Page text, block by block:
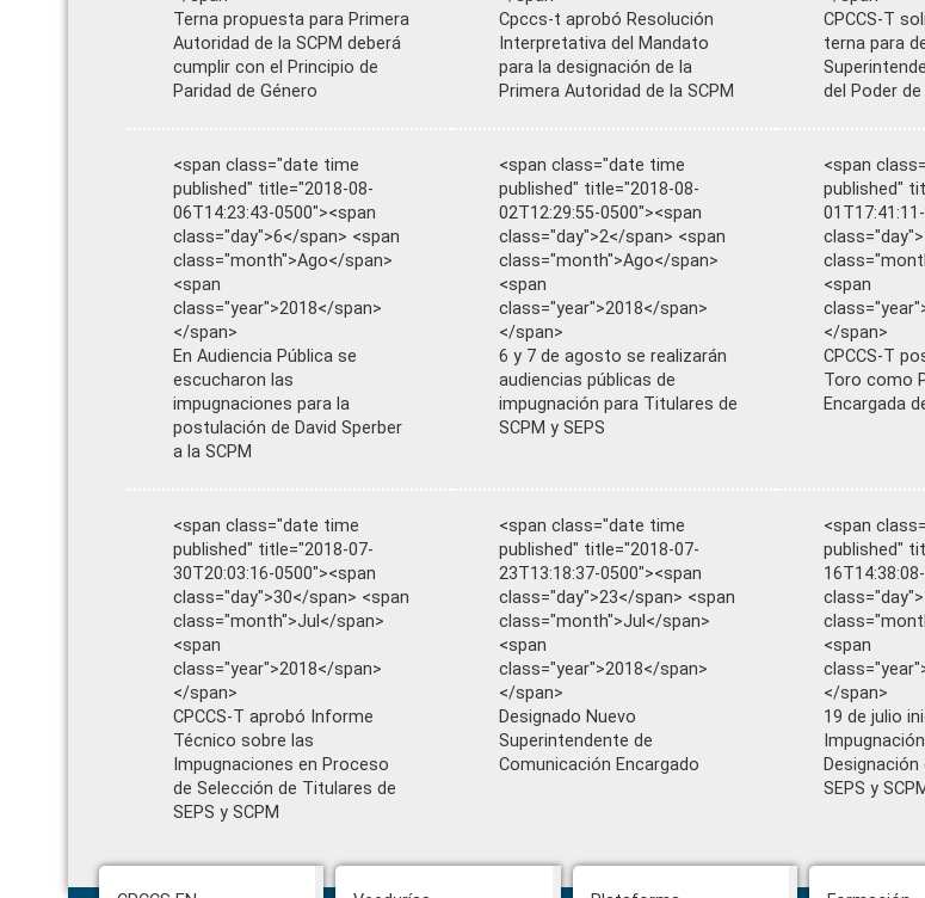
Terna propuesta para Primera
Autoridad de la SCPM deberá
cumplir con el Principio de
Paridad de Género
Cpccs-t aprobó Resolución
Interpretativa del Mandato
para la designación de la
Primera Autoridad de la SCPM
CPCCS-T
terna para
del Poder
<span class="date time
published" title="2018-08-
06T14:23:43-0500"><span
class="day">6</span> <span
class="month">Ago</span>
<span
class="year">2018</span>
</span>
En Audiencia Pública se
escucharon las
impugnaciones para la
postulación de David Sperber
a la SCPM
<span class="date time
published" title="2018-08-
02T12:29:55-0500"><span
class="day">2</span> <span
class="month">Ago</span>
<span
class="year">2018</span>
</span>
6 y 7 de agosto se realizarán
audiencias públicas de
impugnación para Titulares de
SCPM y SEPS
<span
published"
<span
</span>
CPCCS-T
Toro como
Encargada
<span class="date time
published" title="2018-07-
30T20:03:16-0500"><span
class="day">30</span> <span
class="month">Jul</span>
<span
class="year">2018</span>
</span>
CPCCS-T aprobó Informe
Técnico sobre las
Impugnaciones en Proceso
de Selección de Titulares de
SEPS y SCPM
<span class="date time
published" title="2018-07-
23T13:18:37-0500"><span
class="day">23</span> <span
class="month">Jul</span>
<span
class="year">2018</span>
</span>
Designado Nuevo
Superintendente de
Comunicación Encargado
<span
published"
<span
</span>
19 de julio
SEPS y
CPCCS aprueba